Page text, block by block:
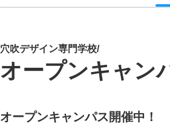
穴吹デザイン専門学校/
オープンキャン
オープンキャンパス開催中！